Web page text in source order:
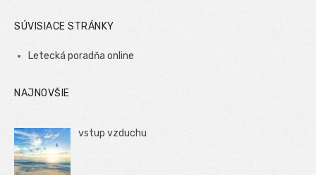
SÚVISIACE STRÁNKY
Letecká poradňa online
NAJNOVŠIE
vstup vzduchu